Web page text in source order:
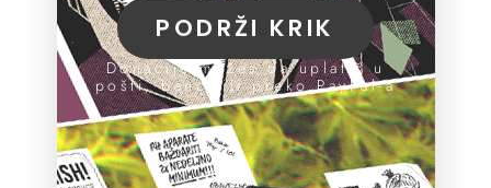
PODRŽI KRIK
Donacije možeš da uplatiš u
pošti, banci ili preko PayPal-a